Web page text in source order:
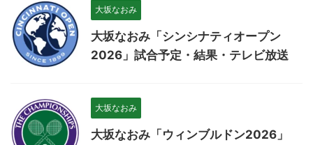
大坂なおみ
大坂なおみ「シンシナティオープン
2026」試合予定・結果・テレビ放送
大坂なおみ
大坂なおみ「ウィンブルドン2026」